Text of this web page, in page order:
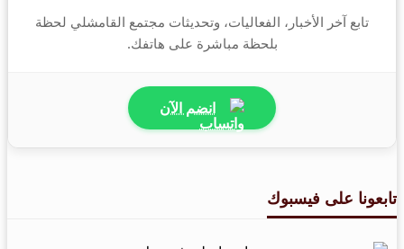
تابع آخر الأخبار، الفعاليات، وتحديثات مجتمع القامشلي لحظة
بلحظة مباشرة على هاتفك.
انضم الآن
تابعونا على فيسبوك